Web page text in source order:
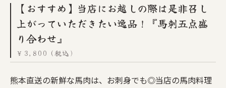
【おすすめ】当店にお越しの際は是非召し
上がっていただきたい逸品！『馬刺五点盛
り合わせ』
￥3,800 (税込)
熊本直送の新鮮な馬肉は、お刺身でも◎当店の馬肉料理